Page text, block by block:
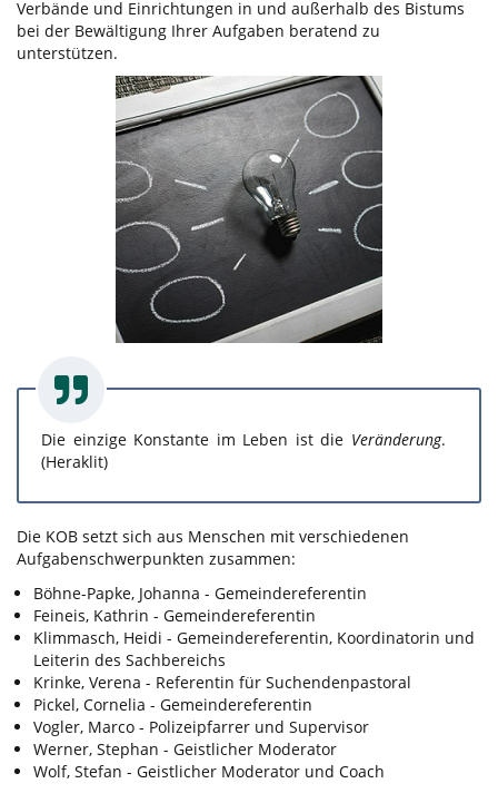
Verbände und Einrichtungen in und außerhalb des Bistums
bei der Bewältigung Ihrer Aufgaben beratend zu
unterstützen.
Die einzige Konstante im Leben ist die Veränderung.
(Heraklit)
Die KOB setzt sich aus Menschen mit verschiedenen
Aufgabenschwerpunkten zusammen:
Böhne-Papke, Johanna - Gemeindereferentin
Feineis, Kathrin - Gemeindereferentin
Klimmasch, Heidi - Gemeindereferentin, Koordinatorin und
Leiterin des Sachbereichs
Krinke, Verena - Referentin für Suchendenpastoral
Pickel, Cornelia - Gemeindereferentin
Vogler, Marco - Polizeipfarrer und Supervisor
Werner, Stephan - Geistlicher Moderator
Wolf, Stefan - Geistlicher Moderator und Coach